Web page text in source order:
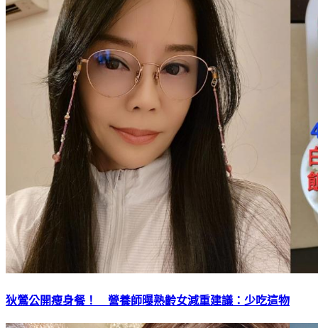
狄鶯公開瘦身餐！ 營養師曝熟齡女減重建議：少吃這物